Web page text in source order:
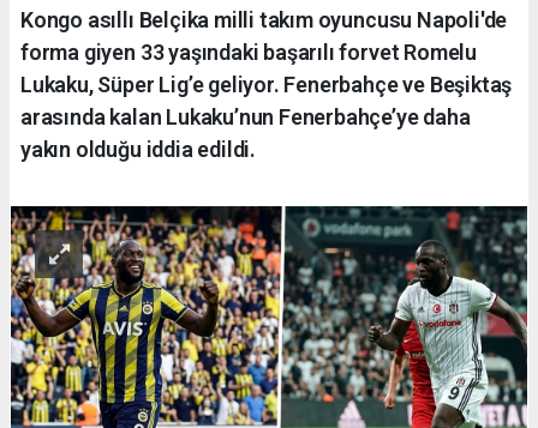
Kongo asıllı Belçika milli takım oyuncusu Napoli'de
forma giyen 33 yaşındaki başarılı forvet Romelu
Lukaku, Süper Lig’e geliyor. Fenerbahçe ve Beşiktaş
arasında kalan Lukaku’nun Fenerbahçe’ye daha
yakın olduğu iddia edildi.